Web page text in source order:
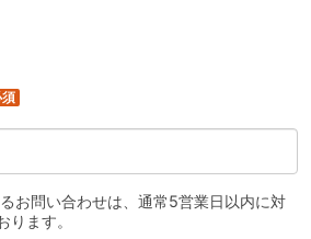
お問い合わせは、通常5営業日以内に対
ります。